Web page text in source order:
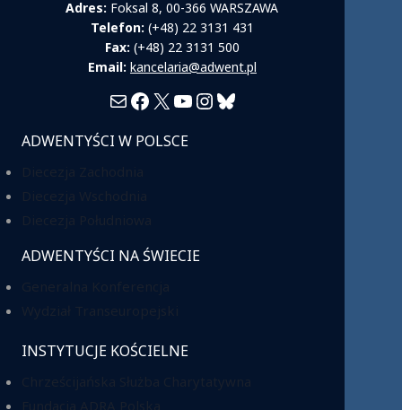
Adres: Foksal 8, 00-366 WARSZAWA
Telefon: (+48) 22 3131 431
Fax: (+48) 22 3131 500
Email: kancelaria@adwent.pl
MailFacebook
X YouTube
Instagram
Bluesky
ADWENTYŚCI W POLSCE
ADWENTYŚCI NA ŚWIECIE
INSTYTUCJE KOŚCIELNE